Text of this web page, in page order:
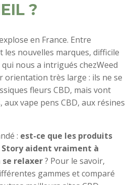
?
en France. Entre
les nouvelles marques, difficile
qui nous a intrigués chezWeed
orientation très large : ils ne se
fleurs CBD, mais vont
aux vape pens CBD, aux résines
: est-ce que les produits
Story aident vraiment à
relaxer? Pour le savoir,
gammes et comparé